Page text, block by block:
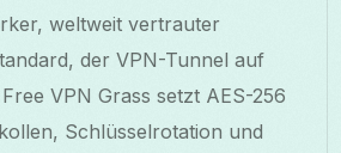
weltweit vertrau­ter
der VPN-Tunnel auf
VPN Grass setzt AES-256
Schlüsselrotation und